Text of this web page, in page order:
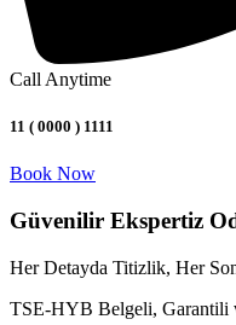
Call Anytime
11 ( 0000 ) 1111
Book Now
Güvenilir Ekspertiz
Her Detayda Titizlik, Her
TSE-HYB Belgeli, Garantili